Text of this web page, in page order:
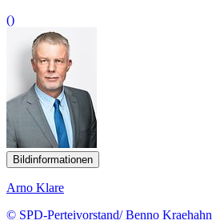
()
Bildinformationen
Arno Klare
© SPD-Perteivorstand/ Benno Kraehahn